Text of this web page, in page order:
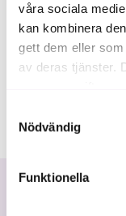
våra sociala
kan kombinera
gett dem eller
av deras tjänster.
Om du klickar på
eller delning av
förutom för kakor
ska fungera se
Nödvändig
Funktionella